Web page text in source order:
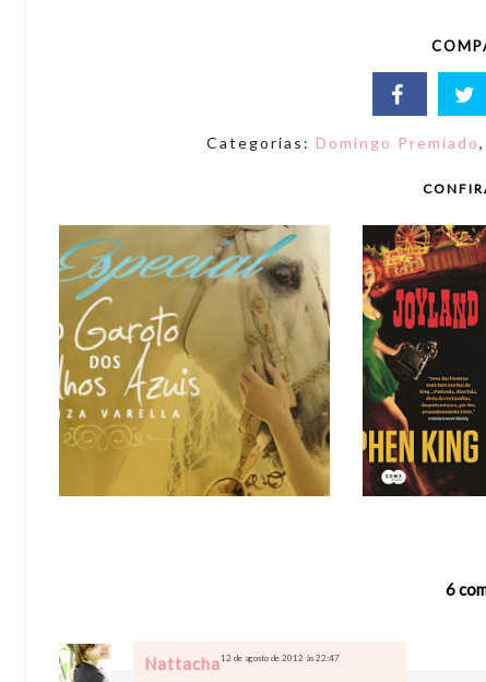
Categorias:Domingo Premiado,
6
Nattacha12 de agosto de 2012 às 22:47